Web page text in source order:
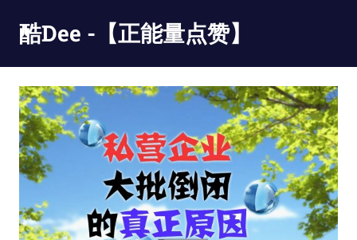
content
酷Dee -【正能量点赞】
最
酷
只
有
更
酷